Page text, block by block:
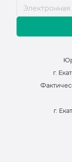
г.
г.